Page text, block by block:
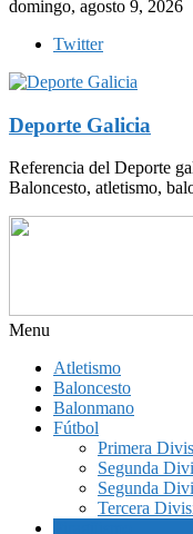
domingo, agosto 9, 2026
Twitter
Deporte Galicia
Referencia del Deporte
Baloncesto, atletismo,
Menu
Atletismo
Baloncesto
Balonmano
Fútbol
Primera
Segunda
Segunda
Tercera